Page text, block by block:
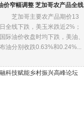
价窄幅调整 芝加哥农产品全线
芝加哥主要农产品期价13
日全线下跌，美玉米跌近2%；
国际油价收盘时均下跌，美油、
布油分别收跌0.63%和0.24%...
科技赋能乡村振兴高峰论坛